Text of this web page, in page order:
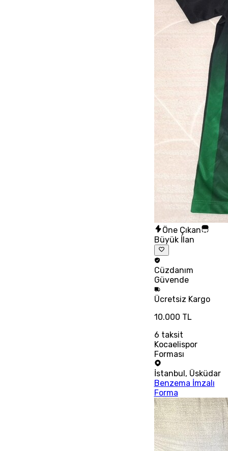
Öne Çıkan
Büyük İlan
Cüzdanım
Güvende
Ücretsiz Kargo
10.000 TL
6 taksit
Kocaelispor
Forması
İstanbul , Üsküdar
Benzema İmzalı
Forma